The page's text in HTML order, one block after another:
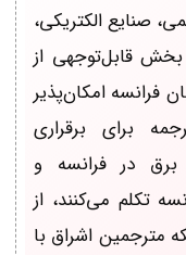
صنایع الکتریکی،
قابل‌توجهی از
فرانسه امکان‌پذیر
برای برقراری
در فرانسه و
تکلم می‌کنند، از
مترجمین اشراق با